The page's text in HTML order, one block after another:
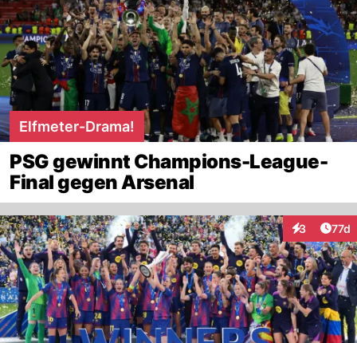
Elfmeter-Drama!
PSG gewinnt Champions-League-
Final gegen Arsenal
3 77d